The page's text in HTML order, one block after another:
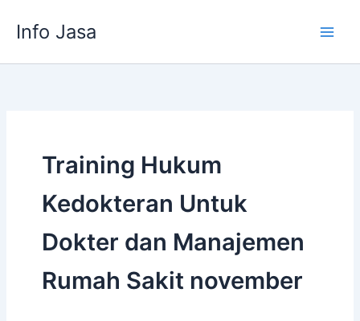
Info Jasa
Training Hukum
Kedokteran Untuk
Dokter dan Manajemen
Rumah Sakit november